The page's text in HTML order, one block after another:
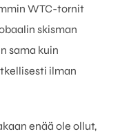
WTC-tornit
skisman
sama kuin
ilman
enää ole ollut,